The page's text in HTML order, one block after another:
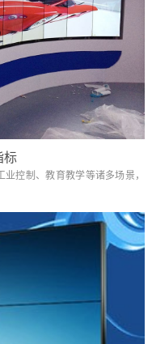
标
控制、教育教学等诸多场景，